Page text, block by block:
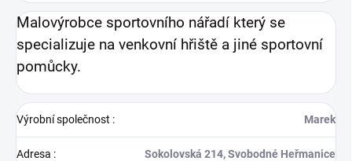
Malovýrobce sportovního nářadí který se
specializuje na venkovní hřiště a jiné sportovní
pomůcky.
Výrobní společnost : Marek
Adresa : Sokolovská 214, Svobodné Heřmanice